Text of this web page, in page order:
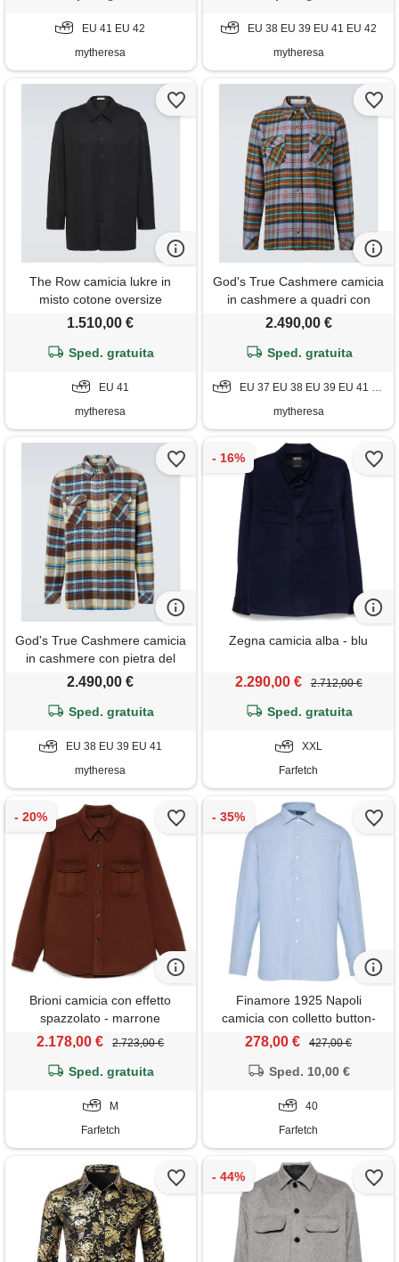
EU 41 EU 42
mytheresa
EU 38 EU 39 EU 41 EU 42
mytheresa
The Row camicia lukre in
misto cotone oversize
1.510,00 €
Sped. gratuita
EU 41
mytheresa
God's True Cashmere camicia
in cashmere a quadri con
lapislazzuli
2.490,00 €
Sped. gratuita
EU 37 EU 38 EU 39 EU 41 EU 42 EU 43
mytheresa
God's True Cashmere camicia
in cashmere con pietra del
sole
2.490,00 €
Sped. gratuita
EU 38 EU 39 EU 41
mytheresa
Zegna camicia alba - blu
2.290,00 € 2.712,00 €
Sped. gratuita
XXL
Farfetch
Brioni camicia con effetto
spazzolato - marrone
2.178,00 € 2.723,00 €
Sped. gratuita
M
Farfetch
Finamore 1925 Napoli
camicia con colletto button-
down - blu
278,00 € 427,00 €
Sped. 10,00 €
40
Farfetch